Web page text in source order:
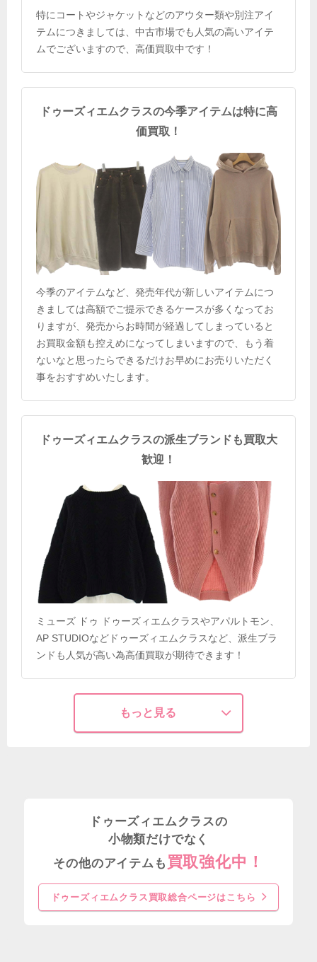
特にコートやジャケットなどのアウター類や別注アイ
テムにつきましては、中古市場でも人気の高いアイテ
ムでございますので、高価買取中です！
ドゥーズィエムクラスの今季アイテムは特に高
価買取！
今季のアイテムなど、発売年代が新しいアイテムにつ
きましては高額でご提示できるケースが多くなってお
りますが、発売からお時間が経過してしまっていると
お買取金額も控えめになってしまいますので、もう着
ないなと思ったらできるだけお早めにお売りいただく
事をおすすめいたします。
ドゥーズィエムクラスの派生ブランドも買取大
歓迎！
ミューズ ドゥ ドゥーズィエムクラスやアパルトモン、
AP STUDIOなどドゥーズィエムクラスなど、派生ブラ
ンドも人気が高い為高価買取が期待できます！
もっと見る
ドゥーズィエムクラスの
小物類だけでなく
その他のアイテムも 買取強化中！
ドゥーズィエムクラス買取総合ページはこちら